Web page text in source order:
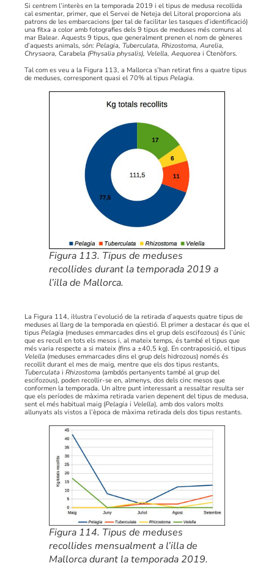
Si centrem l’interès en la temporada 2019 i el tipus de medusa recollida
cal esmentar, primer, que el Servei de Neteja del Litoral proporciona als
patrons de les embarcacions (per tal de facilitar les tasques d’identificació)
una fitxa a color amb fotografies dels 9 tipus de meduses més comuns al
mar Balear. Aquests 9 tipus, que generalment prenen el nom de gèneres
d’aquests animals, són: Pelagia, Tuberculata, Rhizostoma, Aurelia,
Chrysaora, Carabela (Physalia physalis), Velella, Aequorea i Ctenòfors.
Tal com es veu a la Figura 113, a Mallorca s’han retirat fins a quatre tipus
de meduses, corresponent quasi el 70% al tipus Pelagia.
Figura 113. Tipus de meduses
recollides durant la temporada 2019 a
l’illa de Mallorca.
La Figura 114, il·lustra l’evolució de la retirada d’aquests quatre tipus de
meduses al llarg de la temporada en qüestió. El primer a destacar és que el
tipus Pelagia (meduses emmarcades dins el grup dels escifozous) és l’únic
que es recull en tots els mesos i, al mateix temps, és també el tipus que
més varia respecte a si mateix (fins a ±40,5 kg). En contraposició, el tipus
Velella (meduses emmarcades dins el grup dels hidrozous) només és
recollit durant el mes de maig, mentre que els dos tipus restants,
Tuberculata i Rhizostoma (ambdós pertanyents també al grup del
escifozous), poden recollir-se en, almenys, dos dels cinc mesos que
conformen la temporada. Un altre punt interessant a ressaltar resulta ser
que els períodes de màxima retirada varien depenent del tipus de medusa,
sent el més habitual maig (Pelagia i Velella), amb dos valors molts
allunyats als vistos a l’època de màxima retirada dels dos tipus restants.
Figura 114. Tipus de meduses
recollides mensualment a l’illa de
Mallorca durant la temporada 2019.